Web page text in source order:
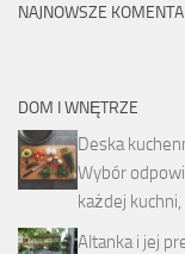
NAJNOWSZE
DOM I WNĘTRZE
Deska
Wybór
każdej
Altanka i jej